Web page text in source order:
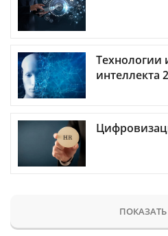
Технологии
интеллекта